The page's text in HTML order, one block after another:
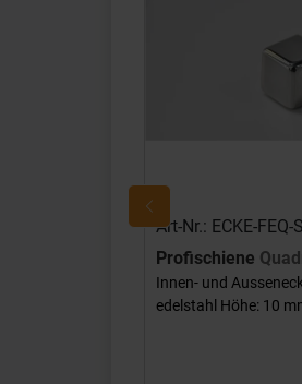
Art-Nr.: ECKE-FEQ-
Profischiene
Innen- und
edelstahl Höhe: 10